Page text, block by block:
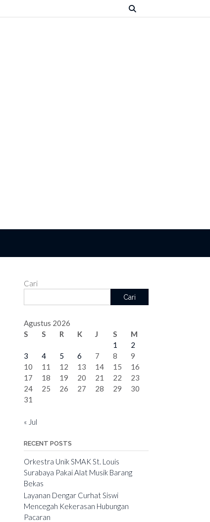
Cari
Cari
Agustus 2026
S
S R K J S
M
1
2
3
4 5 6 7 8
9
10
11 12 13 14 15
16
17
18 19 20 21 22
23
24
25 26 27 28 29
30
31
« Jul
RECENT POSTS
Orkestra Unik SMAK St. Louis
Surabaya Pakai Alat Musik Barang
Bekas
Layanan Dengar Curhat Siswi
Mencegah Kekerasan Hubungan
Pacaran